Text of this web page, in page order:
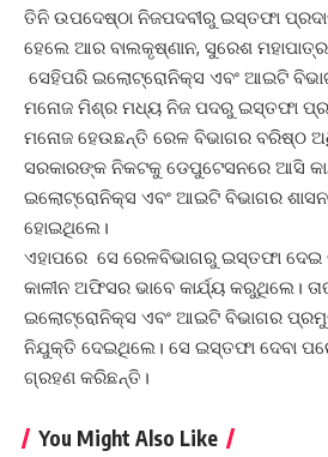
ତିନି ଉପଦେଷ୍ଠା ନିଜପଦବୀରୁ ଇସ୍ତଫା
ହେଲେ ଆର ବାଲକୃଷ୍ଣାନ, ସୁରେଶ
ସେହିପରି ଇଲୋଟ୍ରୋନିକ୍ସ ଏବଂ ଆଇଟି
ମନୋଜ ମିଶ୍ର ମଧ୍ୟ ନିଜ ପଦରୁ ଇସ୍ତଫା
ମନୋଜ ହେଉଛନ୍ତି ରେଳ ବିଭାଗର ବରିଷ୍ଠ
ସରକାରଙ୍କ ନିକଟକୁ ଡେପୁଟେସନରେ ଆସି
ଇଲୋଟ୍ରୋନିକ୍ସ ଏବଂ ଆଇଟି ବିଭାଗର
ହୋଇଥିଲେ।
ଏହାପରେ ସେ ରେଳବିଭାଗରୁ ଇସ୍ତଫା ଦେଇ
କାଳୀନ ଅଫିସର ଭାବେ କାର୍ଯ୍ୟ କରୁଥିଲେ।
ଇଲୋଟ୍ରୋନିକ୍ସ ଏବଂ ଆଇଟି ବିଭାଗର
ନିଯୁକ୍ତି ଦେଇଥିଲେ। ସେ ଇସ୍ତଫା ଦେବା
ଗ୍ରହଣ କରିଛନ୍ତି।
You Might Also Like